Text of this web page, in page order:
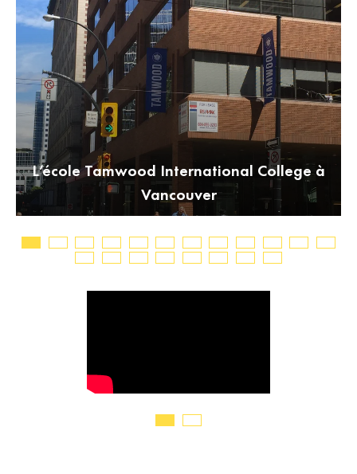
L’école Tamwood International College à
Vancouver